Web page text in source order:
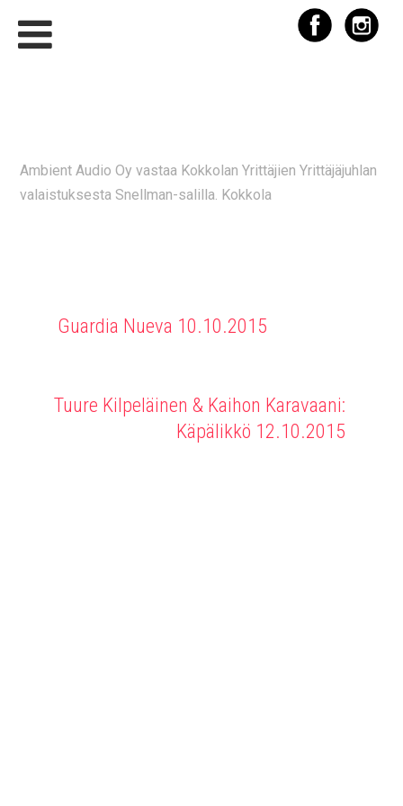
Ambient Audio Oy vastaa Kokkolan Yrittäjien Yrittäjäjuhlan
valaistuksesta Snellman-salilla. Kokkola
Guardia Nueva 10.10.2015
Tuure Kilpeläinen & Kaihon Karavaani:
Käpälikkö 12.10.2015